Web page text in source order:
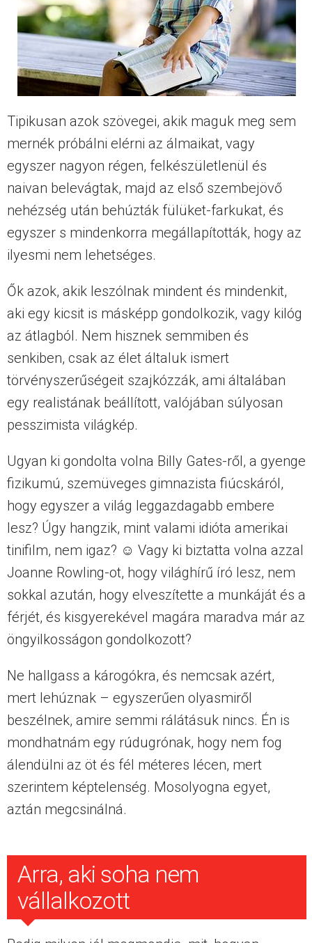
Tipikusan azok szövegei, akik maguk meg sem
mernék próbálni elérni az álmaikat, vagy
egyszer nagyon régen, felkészületlenül és
naivan belevágtak, majd az első szembejövő
nehézség után behúzták fülüket-farkukat, és
egyszer s mindenkorra megállapították, hogy az
ilyesmi nem lehetséges.
Ők azok, akik leszólnak mindent és mindenkit,
aki egy kicsit is másképp gondolkozik, vagy kilóg
az átlagból. Nem hisznek semmiben és
senkiben, csak az élet általuk ismert
törvényszerűségeit szajkózzák, ami általában
egy realistának beállított, valójában súlyosan
pesszimista világkép.
Ugyan ki gondolta volna Billy Gates-ről, a gyenge
fizikumú, szemüveges gimnazista fiúcskáról,
hogy egyszer a világ leggazdagabb embere
lesz? Úgy hangzik, mint valami idióta amerikai
tinifilm, nem igaz? ☺ Vagy ki biztatta volna azzal
Joanne Rowling-ot, hogy világhírű író lesz, nem
sokkal azután, hogy elveszítette a munkáját és a
férjét, és kisgyerekével magára maradva már az
öngyilkosságon gondolkozott?
Ne hallgass a károgókra, és nemcsak azért,
mert lehúznak – egyszerűen olyasmiről
beszélnek, amire semmi rálátásuk nincs. Én is
mondhatnám egy rúdugrónak, hogy nem fog
álendülni az öt és fél méteres lécen, mert
szerintem képtelenség. Mosolyogna egyet,
aztán megcsinálná.
Arra, aki soha nem
vállalkozott